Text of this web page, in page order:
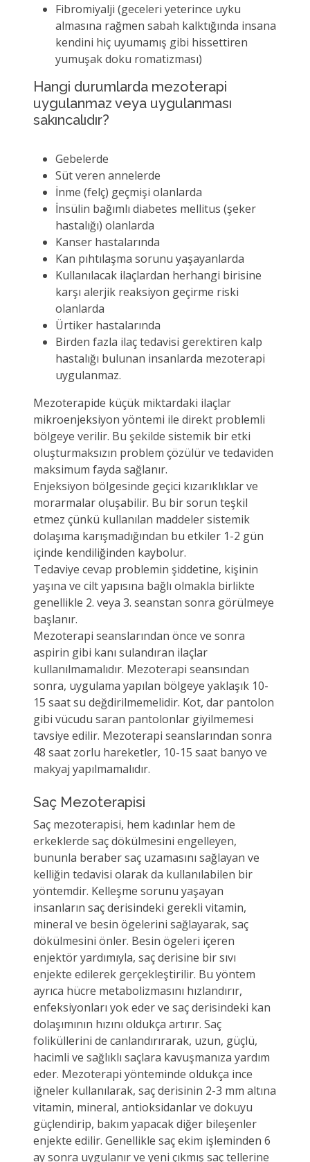
Fibromiyalji (geceleri yeterince uyku
almasına rağmen sabah kalktığında insana
kendini hiç uyumamış gibi hissettiren
yumuşak doku romatizması)
Hangi durumlarda mezoterapi
uygulanmaz veya uygulanması
sakıncalıdır?
Gebelerde
Süt veren annelerde
İnme (felç) geçmişi olanlarda
İnsülin bağımlı diabetes mellitus (şeker
hastalığı) olanlarda
Kanser hastalarında
Kan pıhtılaşma sorunu yaşayanlarda
Kullanılacak ilaçlardan herhangi birisine
karşı alerjik reaksiyon geçirme riski
olanlarda
Ürtiker hastalarında
Birden fazla ilaç tedavisi gerektiren kalp
hastalığı bulunan insanlarda mezoterapi
uygulanmaz.
Mezoterapide küçük miktardaki ilaçlar
mikroenjeksiyon yöntemi ile direkt problemli
bölgeye verilir. Bu şekilde sistemik bir etki
oluşturmaksızın problem çözülür ve tedaviden
maksimum fayda sağlanır.
Enjeksiyon bölgesinde geçici kızarıklıklar ve
morarmalar oluşabilir. Bu bir sorun teşkil
etmez çünkü kullanılan maddeler sistemik
dolaşıma karışmadığından bu etkiler 1-2 gün
içinde kendiliğinden kaybolur.
Tedaviye cevap problemin şiddetine, kişinin
yaşına ve cilt yapısına bağlı olmakla birlikte
genellikle 2. veya 3. seanstan sonra görülmeye
başlanır.
Mezoterapi seanslarından önce ve sonra
aspirin gibi kanı sulandıran ilaçlar
kullanılmamalıdır. Mezoterapi seansından
sonra, uygulama yapılan bölgeye yaklaşık 10-
15 saat su değdirilmemelidir. Kot, dar pantolon
gibi vücudu saran pantolonlar giyilmemesi
tavsiye edilir. Mezoterapi seanslarından sonra
48 saat zorlu hareketler, 10-15 saat banyo ve
makyaj yapılmamalıdır.
Saç Mezoterapisi
Saç mezoterapisi, hem kadınlar hem de
erkeklerde saç dökülmesini engelleyen,
bununla beraber saç uzamasını sağlayan ve
kelliğin tedavisi olarak da kullanılabilen bir
yöntemdir. Kelleşme sorunu yaşayan
insanların saç derisindeki gerekli vitamin,
mineral ve besin ögelerini sağlayarak, saç
dökülmesini önler. Besin ögeleri içeren
enjektör yardımıyla, saç derisine bir sıvı
enjekte edilerek gerçekleştirilir. Bu yöntem
ayrıca hücre metabolizmasını hızlandırır,
enfeksiyonları yok eder ve saç derisindeki kan
dolaşımının hızını oldukça artırır. Saç
foliküllerini de canlandırırarak, uzun, güçlü,
hacimli ve sağlıklı saçlara kavuşmanıza yardım
eder. Mezoterapi yönteminde oldukça ince
iğneler kullanılarak, saç derisinin 2-3 mm altına
vitamin, mineral, antioksidanlar ve dokuyu
güçlendirip, bakım yapacak diğer bileşenler
enjekte edilir. Genellikle saç ekim işleminden 6
ay sonra uygulanır ve yeni çıkmış saç tellerine